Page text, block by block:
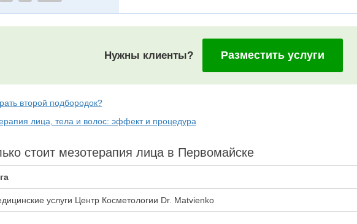
Нужны клиенты? Разместить услуги
второй подбородок?
лица, тела и волос: эффект и процедура
стоит мезотерапия лица в Первомайске
услуги Центр Косметологии Dr. Matvienko